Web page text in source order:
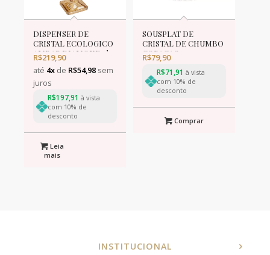
DISPENSER DE
CRISTAL ECOLOGICO
AMBAR DIAMOND 2l
R$219,90
até 4xde R$54,98sem
juros
R$197,91 à vista
com 10% de
desconto
Leia
mais
SOUSPLAT DE
CRISTAL DE CHUMBO
CORACAO 32cm
R$79,90
R$71,91 à vista
com 10% de
desconto
Comprar
INSTITUCIONAL